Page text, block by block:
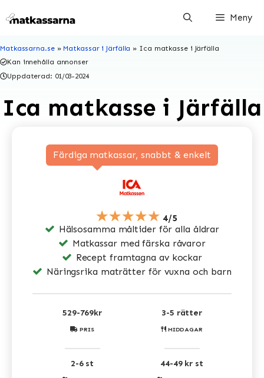
till
Meny
Matkassarna.se» Matkassar i Järfälla » Ica matkasse i Järfälla
Kan innehålla annonser
Uppdaterad: 01/03-2024
Ica matkasse i Järfälla
Färdiga matkassar, snabbt & enkelt
★★★★★ 4/5
Hälsosamma måltider för alla åldrar
Matkassar med färska råvaror
Recept framtagna av kockar
Näringsrika maträtter för vuxna och barn
PRIS
529-769kr
MIDDAGAR
3-5 rätter
2-6 st 44-49 kr st